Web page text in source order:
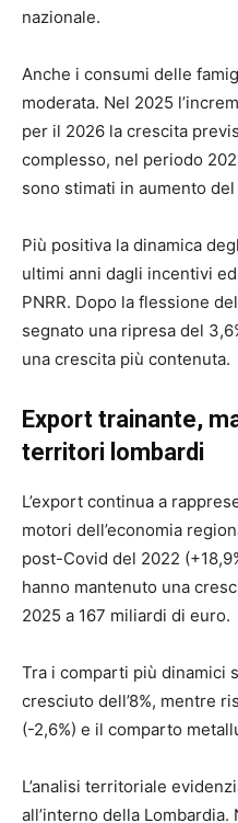
nazionale.
Anche i consumi delle
moderata. Nel 2025
per il 2026 la crescita
complesso, nel periodo
sono stimati in aumento del
Più positiva la dinamica
ultimi anni dagli incentivi
PNRR. Dopo la flessione
segnato una ripresa del
una crescita più contenuta.
Export trainante,
territori lombardi
L’export continua a
motori dell’economia
post-Covid del 2022
hanno mantenuto una
2025 a 167 miliardi di euro.
Tra i comparti più dinamici
cresciuto dell’8%, mentre
(-2,6%) e il comparto
L’analisi territoriale
all’interno della